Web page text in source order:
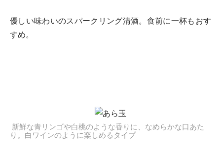
優しい味わいのスパークリング清酒。食前に一杯もおす
すめ。
新鮮な青リンゴや白桃のような香りに、なめらかな口あた
り。白ワインのように楽しめるタイプ